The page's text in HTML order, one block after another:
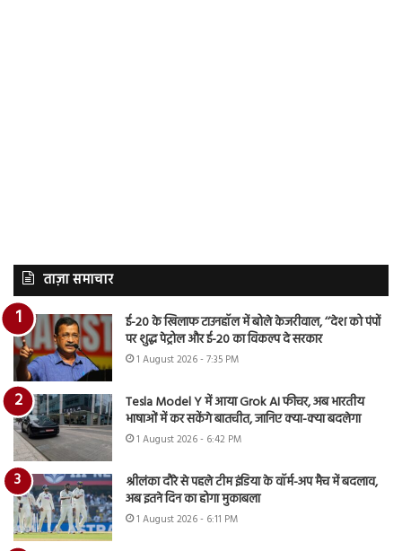
ताज़ा समाचार
ई-20 के खिलाफ टाउनहॉल में बोले केजरीवाल, ‘‘देश को पंपों
पर शुद्ध पेट्रोल और ई-20 का विकल्प दे सरकार
1 August 2026 - 7:35 PM
Tesla Model Y में आया Grok AI फीचर, अब भारतीय
भाषाओं में कर सकेंगे बातचीत, जानिए क्या-क्या बदलेगा
1 August 2026 - 6:42 PM
श्रीलंका दौरे से पहले टीम इंडिया के वॉर्म-अप मैच में बदलाव,
अब इतने दिन का होगा मुकाबला
1 August 2026 - 6:11 PM